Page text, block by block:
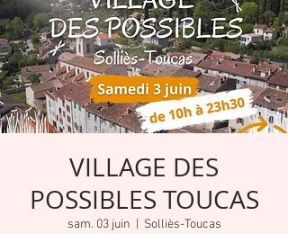
VILLAGE DES
POSSIBLES TOUCAS
sam. 03 juin
  |
Solliès-Toucas